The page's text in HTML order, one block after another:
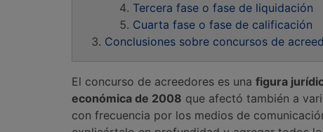
Tercera fase o fase de liquidación
Cuarta fase o fase de calificación
Conclusiones sobre concursos de
El concurso de acreedores es una figura
económica de 2008 que afectó también a
con frecuencia por los medios de